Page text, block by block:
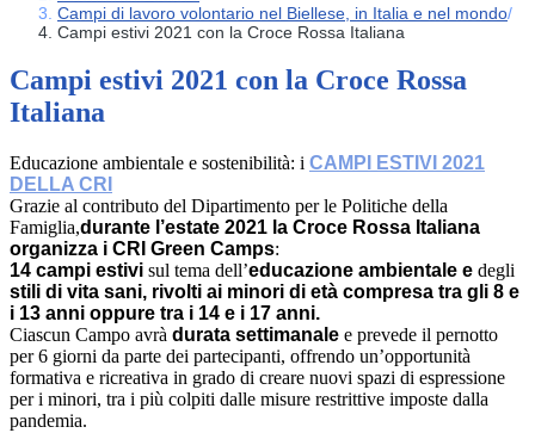
Campi di lavoro volontario nel Biellese, in Italia e nel mondo/
Campi estivi 2021 con la Croce Rossa Italiana
Campi estivi 2021 con la Croce Rossa
Italiana
Educazione ambientale e sostenibilità: i CAMPI ESTIVI 2021
DELLA CRI
Grazie al contributo del Dipartimento per le Politiche della
Famiglia,durante l’estate 2021 la Croce Rossa Italiana
organizza i CRI Green Camps:
14 campi estivi sul tema dell’educazione ambientale e degli
stili di vita sani, rivolti ai minori di età compresa tra gli 8 e
i 13 anni oppure tra i 14 e i 17 anni.
Ciascun Campo avrà durata settimanale e prevede il pernotto
per 6 giorni da parte dei partecipanti, offrendo un’opportunità
formativa e ricreativa in grado di creare nuovi spazi di espressione
per i minori, tra i più colpiti dalle misure restrittive imposte dalla
pandemia.